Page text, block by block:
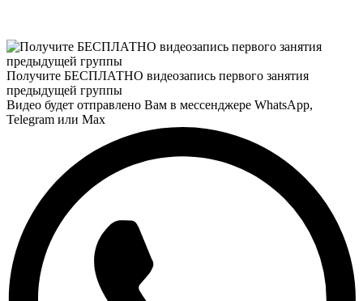
Получите БЕСПЛАТНО видеозапись первого занятия
предыдущей группы
Видео будет отправлено Вам в мессенджере WhatsApp,
Telegram или Max